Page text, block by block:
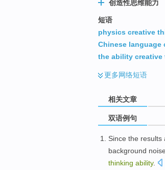
创造性思维能力
短语
physics creative
Chinese
the ability creative
更多网络短语
相关文章
双语例句
Since the results
background
thinking ability.